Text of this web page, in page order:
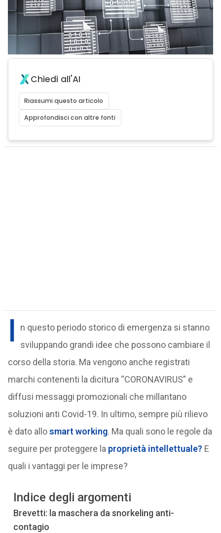
Chiedi all'AI
Riassumi questo articolo
Approfondisci con altre fonti
I
n questo periodo storico di emergenza si stanno
sviluppando grandi idee che possono cambiare il
corso della storia. Ma vengono anche registrati
marchi contenenti la dicitura “CORONAVIRUS” e
diffusi messaggi promozionali che millantano
soluzioni anti Covid-19. In ultimo, sempre più rilievo
è dato allosmart working. Ma quali sono le regole da
seguire per proteggere la proprietà intellettuale? E
quali i vantaggi per le imprese?
Indice degli argomenti
Brevetti: la maschera da snorkeling anti-
contagio